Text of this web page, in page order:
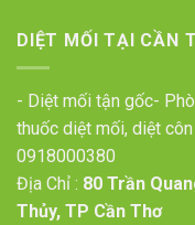
DIỆT MỐI TẠI CẦN
- Diệt mối tận gốc-
thuốc diệt mối, diệt
0918000380
Địa Chỉ : 80 Trần
Thủy, TP Cần Thơ